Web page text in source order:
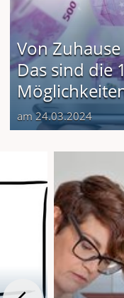
Von
Das sind die
am 24.03.2024